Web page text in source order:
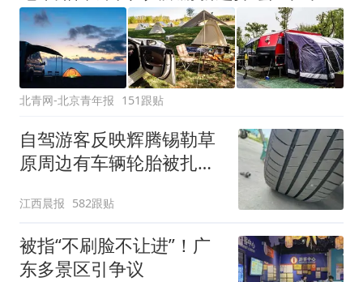
北青网-北京青年报 151跟贴
自驾游客反映辉腾锡勒草
原周边有车辆轮胎被扎，
元，官方发布情况通报
江西晨报 582跟贴
被指“不刷脸不让进”！广
东多景区引争议